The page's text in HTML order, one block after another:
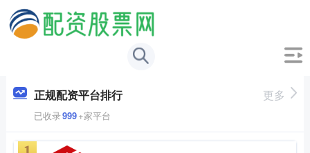
正规配资平台排行
已收录999+家平台
更多